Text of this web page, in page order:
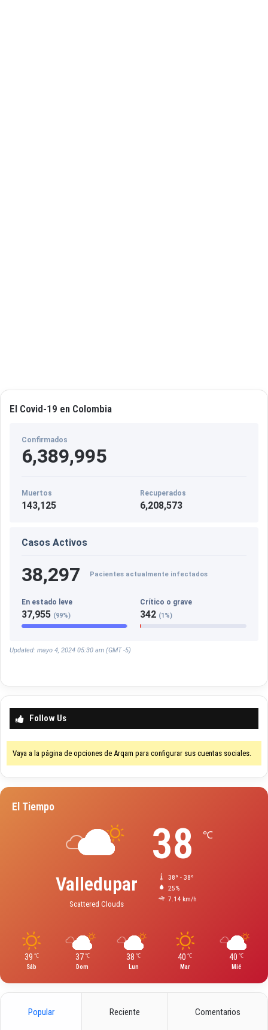
El Covid-19 en Colombia
Confirmados
6,389,995
Muertos
143,125
Recuperados
6,208,573
Casos Activos
38,297 Pacientes actualmente infectados
En estado leve
37,955 (99%)
Crítico o grave
342 (1%)
Updated: mayo 4, 2024 05:30 am (GMT -5)
Follow Us
Vaya a la página de opciones de Arqam para configurar sus cuentas sociales.
El Tiempo
Valledupar
Scattered Clouds
38 ℃
38º - 38º
25%
7.14 km/h
39 ℃
Sáb
37 ℃
Dom
38 ℃
Lun
40 ℃
Mar
40 ℃
Mié
Popular Reciente Comentarios